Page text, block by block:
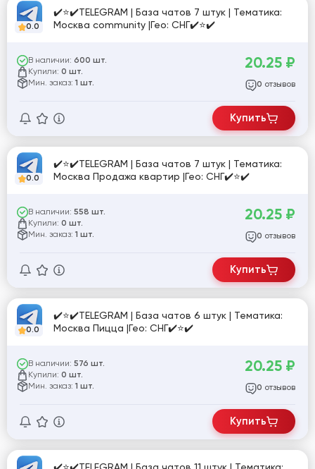
0.0
✔️⭐✔️TELEGRAM | База чатов 7 штук | Тематика:
Москва community |Гео: СНГ✔️⭐✔️
В наличии: 600 шт.
Купили: 0 шт.
Мин. заказ: 1 шт.
20.25 ₽
0 отзывов
Купить
0.0
✔️⭐✔️TELEGRAM | База чатов 7 штук | Тематика:
Москва Продажа квартир |Гео: СНГ✔️⭐✔️
В наличии: 558 шт.
Купили: 0 шт.
Мин. заказ: 1 шт.
20.25 ₽
0 отзывов
Купить
0.0
✔️⭐✔️TELEGRAM | База чатов 6 штук | Тематика:
Москва Пицца |Гео: СНГ✔️⭐✔️
В наличии: 576 шт.
Купили: 0 шт.
Мин. заказ: 1 шт.
20.25 ₽
0 отзывов
Купить